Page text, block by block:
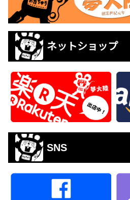
ネットショップ
SNS